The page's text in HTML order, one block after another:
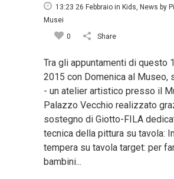
13:23 26 Febbraio in Kids, News by
Musei
0
Share
Tra gli appuntamenti di questo
2015 con Domenica al Museo,
- un atelier artistico presso il
Palazzo Vecchio realizzato
sostegno di Giotto-FILA
tecnica della pittura su tavola:
tempera su tavola target: per
bambini...